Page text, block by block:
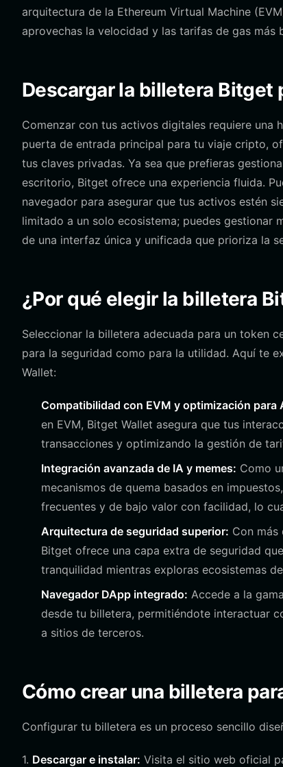
arquitectura de la Ethereum Virtual Machine
aprovechas la velocidad y las tarifas de gas más
Descargar la billetera Bitget
Comenzar con tus activos digitales requiere una
puerta de entrada principal para tu viaje cripto,
tus claves privadas. Ya sea que prefieras
escritorio, Bitget ofrece una experiencia fluida.
navegador para asegurar que tus activos estén
limitado a un solo ecosistema; puedes gestionar
de una interfaz única y unificada que prioriza la
¿Por qué elegir la billetera
Seleccionar la billetera adecuada para un token
para la seguridad como para la utilidad. Aquí te
Wallet:
Compatibilidad con EVM y optimización para
en EVM, Bitget Wallet asegura que tus
transacciones y optimizando la gestión de
Integración avanzada de IA y memes: Como
mecanismos de quema basados en
frecuentes y de bajo valor con facilidad, lo
Arquitectura de seguridad superior: Con
Bitget ofrece una capa extra de seguridad
tranquilidad mientras exploras ecosistemas
Navegador DApp integrado: Accede a la
desde tu billetera, permitiéndote interactuar
a sitios de terceros.
Cómo crear una billetera
Configurar tu billetera es un proceso sencillo
1. Descargar e instalar: Visita el sitio web oficial